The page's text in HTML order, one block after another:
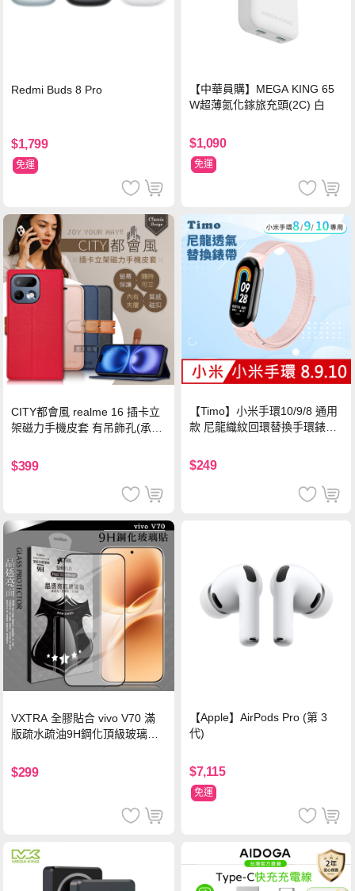
Redmi Buds 8 Pro
$1,799
免運
【中華員購】MEGA KING 65
W超薄氮化鎵旅充頭(2C) 白
$1,090
免運
CITY都會風 realme 16 插卡立
架磁力手機皮套 有吊飾孔(承諾
$399
【Timo】小米手環10/9/8 通用
款 尼龍織紋回環替換手環錶帶-
$249
VXTRA 全膠貼合 vivo V70 滿
版疏水疏油9H鋼化頂級玻璃貼
$299
【Apple】AirPods Pro (第 3
代)
$7,115
免運